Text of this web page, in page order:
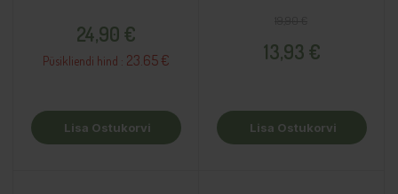
24,90 €
Püsikliendi hind : 23.65 €
Lisa Ostukorvi
13,93 €
Lisa Ostukorvi